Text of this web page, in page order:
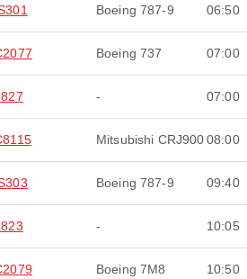
Boeing 787-9 06:50
Boeing 737 07:00
- 07:00
Mitsubishi CRJ90008:00
Boeing 787-9 09:40
- 10:05
Boeing 7M8 10:50